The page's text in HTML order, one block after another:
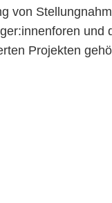
von
und
Projekten